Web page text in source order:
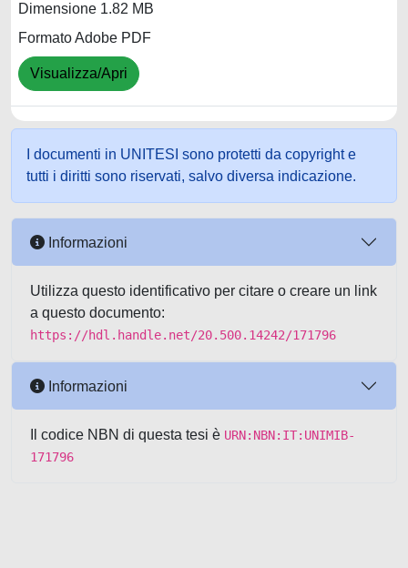
Dimensione 1.82 MB
Formato Adobe PDF
Visualizza/Apri
I documenti in UNITESI sono protetti da copyright e
tutti i diritti sono riservati, salvo diversa indicazione.
Informazioni
Utilizza questo identificativo per citare o creare un link
a questo documento:
https://hdl.handle.net/20.500.14242/171796
Informazioni
Il codice NBN di questa tesi è URN:NBN:IT:UNIMIB-
171796